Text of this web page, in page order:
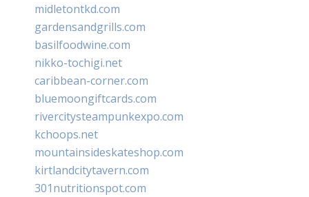
midletontkd.com
gardensandgrills.com
basilfoodwine.com
nikko-tochigi.net
caribbean-corner.com
bluemoongiftcards.com
rivercitysteampunkexpo.com
kchoops.net
mountainsideskateshop.com
kirtlandcitytavern.com
301nutritionspot.com